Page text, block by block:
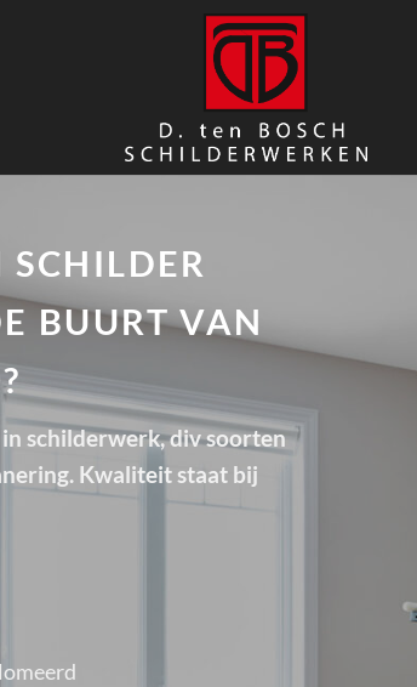
SCHILDER
BUURT VAN
schilderwerk, div soorten
Kwaliteit staat bij